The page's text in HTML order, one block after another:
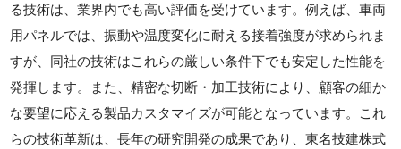
る技術は、業界内でも高い評価を受けています。例えば、車両
用パネルでは、振動や温度変化に耐える接着強度が求められま
すが、同社の技術はこれらの厳しい条件下でも安定した性能を
発揮します。また、精密な切断・加工技術により、顧客の細か
な要望に応える製品カスタマイズが可能となっています。これ
らの技術革新は、長年の研究開発の成果であり、東名技建株式